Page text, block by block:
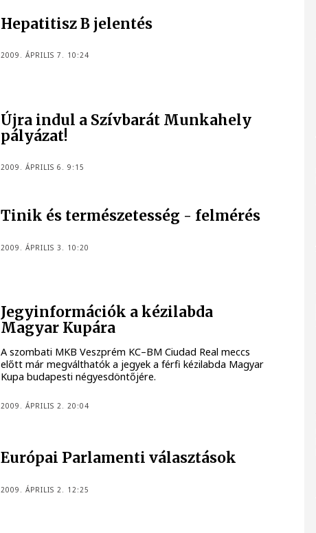
Hepatitisz B jelentés
2009. ÁPRILIS 7. 10:24
Újra indul a Szívbarát Munkahely
pályázat!
2009. ÁPRILIS 6. 9:15
Tinik és természetesség - felmérés
2009. ÁPRILIS 3. 10:20
Jegyinformációk a kézilabda
Magyar Kupára
A szombati MKB Veszprém KC–BM Ciudad Real meccs
előtt már megválthatók a jegyek a férfi kézilabda Magyar
Kupa budapesti négyesdöntőjére.
2009. ÁPRILIS 2. 20:04
Európai Parlamenti választások
2009. ÁPRILIS 2. 12:25